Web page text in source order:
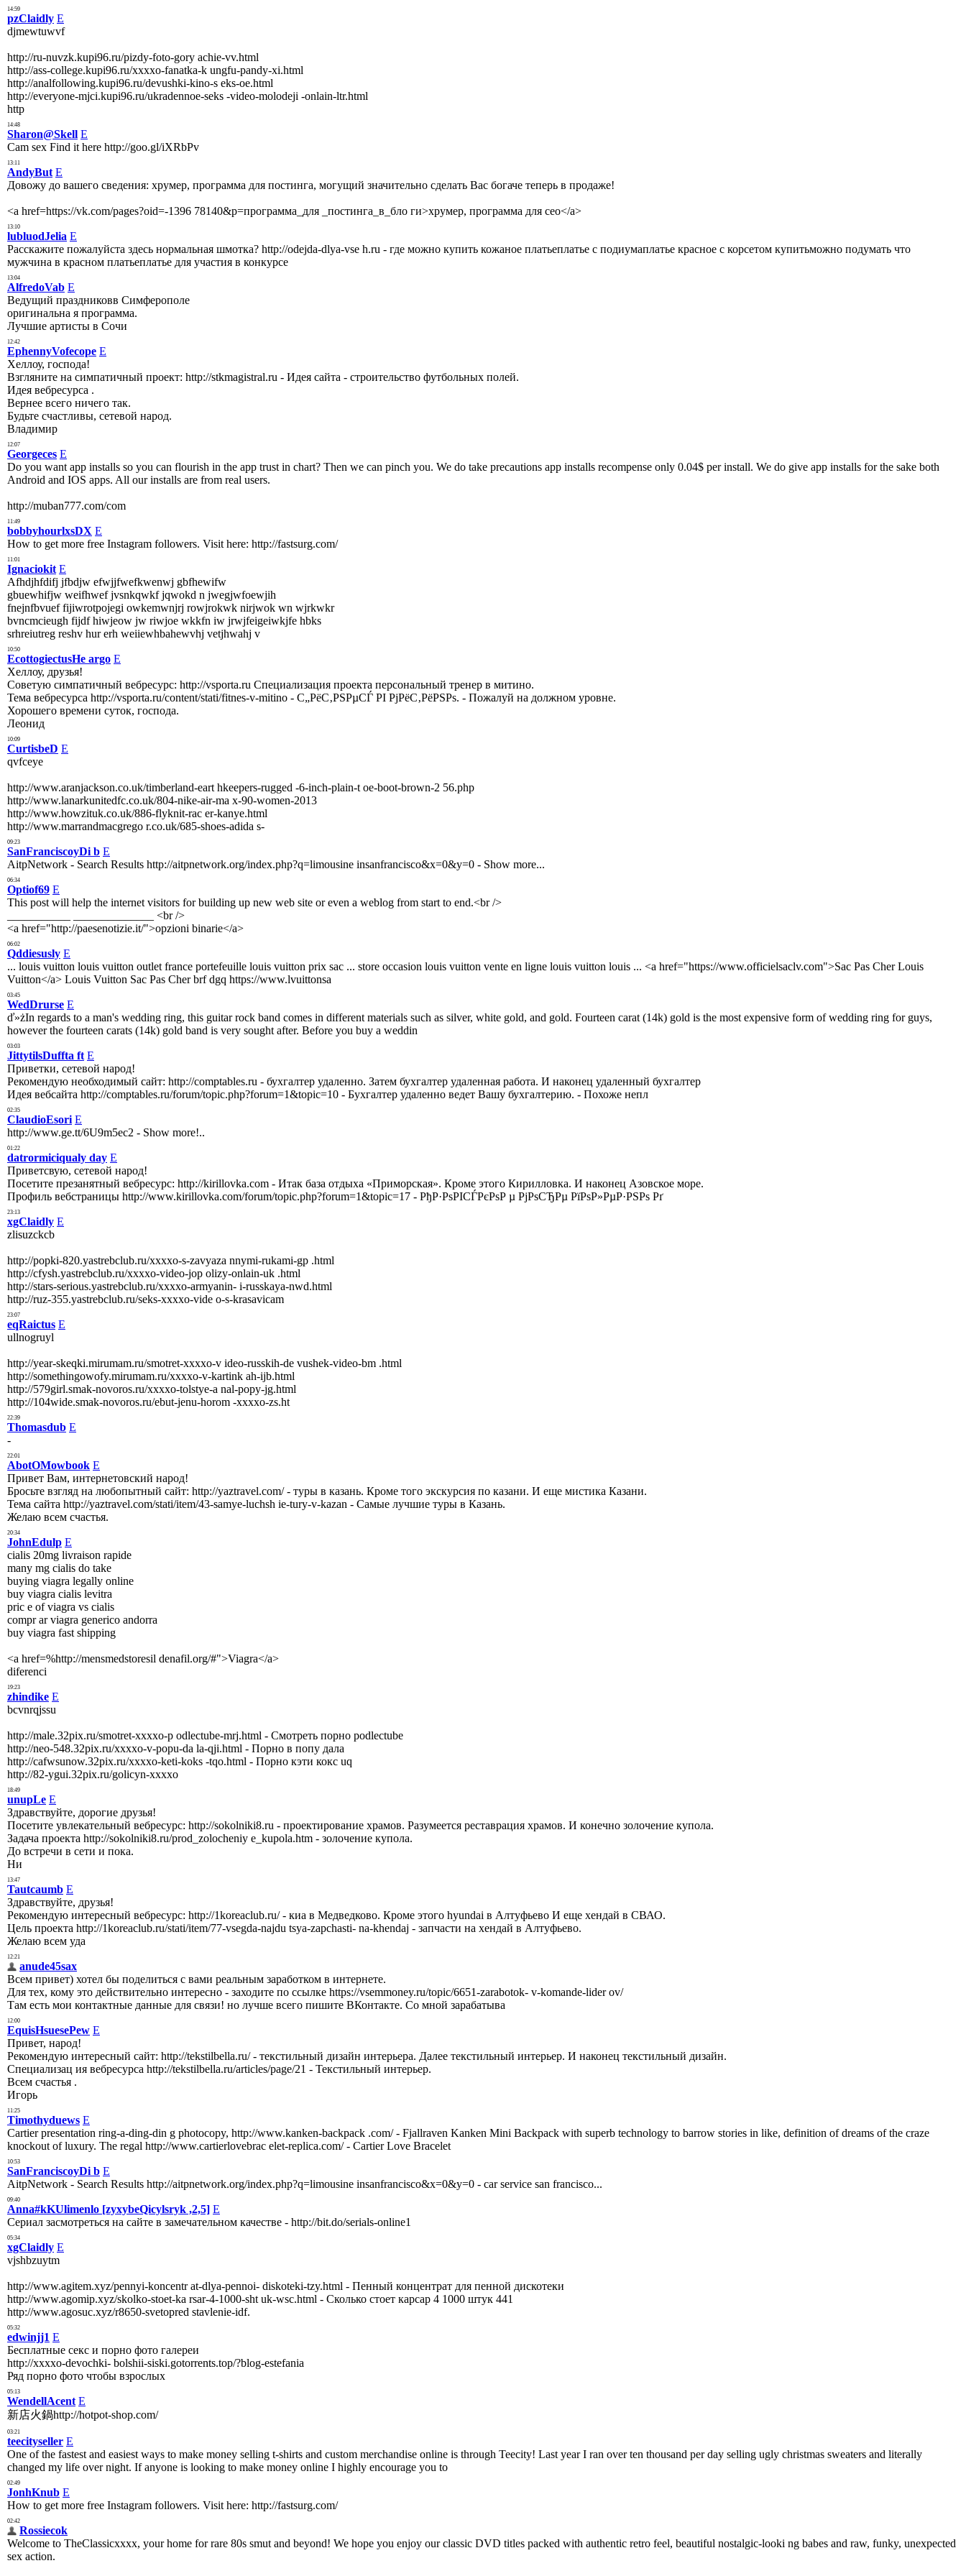
14:59
pzClaidly E
djmewtuwvf
http://ru-nuvzk.kupi96.ru/pizdy-foto-gory achie-vv.html
http://ass-college.kupi96.ru/xxxxo-fanatka-k ungfu-pandy-xi.html
http://analfollowing.kupi96.ru/devushki-kino-s eks-oe.html
http://everyone-mjci.kupi96.ru/ukradennoe-seks -video-molodeji -onlain-ltr.html
http
14:48
Sharon@Skell E
Cam sex Find it here http://goo.gl/iXRbPv
13:11
AndyBut E
Довожу до вашего сведения: хрумер, программа для постинга, могущий значительно сделать Вас богаче теперь в продаже!
<a href=https://vk.com/pages?oid=-1396 78140&p=программа_для _постинга_в_бло ги>хрумер, программа для сео</a>
13:10
lubluodJelia E
Расскажите пожалуйста здесь нормальная шмотка? http://odejda-dlya-vse h.ru - где можно купить кожаное платьеплатье с подиумаплатье красное с корсетом купитьможно подумать что
мужчина в красном платьеплатье для участия в конкурсе
13:04
AlfredoVab E
Ведущий праздниковв Симферополе
оригинальна я программа.
Лучшие артисты в Сочи
12:42
EphennyVofecope E
Хеллоу, господа!
Взгляните на симпатичный проект: http://stkmagistral.ru - Идея сайта - строительство футбольных полей.
Идея вебресурса .
Вернее всего ничего так.
Будьте счастливы, сетевой народ.
Владимир
12:07
Georgeces E
Do you want app installs so you can flourish in the app trust in chart? Then we can pinch you. We do take precautions app installs recompense only 0.04$ per install. We do give app installs for the sake both
Android and IOS apps. All our installs are from real users.
http://muban777.com/com
11:49
bobbyhourlxsDX E
How to get more free Instagram followers. Visit here: http://fastsurg.com/
11:01
Ignaciokit E
Afhdjhfdifj jfbdjw efwjjfwefkwenwj gbfhewifw
gbuewhifjw weifhwef jvsnkqwkf jqwokd n jwegjwfoewjih
fnejnfbvuef fijiwrotpojegi owkemwnjrj rowjrokwk nirjwok wn wjrkwkr
bvncmcieugh fijdf hiwjeow jw riwjoe wkkfn iw jrwjfeigeiwkjfe hbks
srhreiutreg reshv hur erh weiiewhbahewvhj vetjhwahj v
10:50
EcottogiectusHe argo E
Хеллоу, друзья!
Советую симпатичный вебресурс: http://vsporta.ru Специализация проекта персональный тренер в митино.
Тема вебресурса http://vsporta.ru/content/stati/fitnes-v-mitino - С„РёС‚РЅРµСЃ РІ РјРёС‚РёРЅРѕ. - Пожалуй на должном уровне.
Хорошего времени суток, господа.
Леонид
10:09
CurtisbeD E
qvfceye
http://www.aranjackson.co.uk/timberland-eart hkeepers-rugged -6-inch-plain-t oe-boot-brown-2 56.php
http://www.lanarkunitedfc.co.uk/804-nike-air-ma x-90-women-2013
http://www.howzituk.co.uk/886-flyknit-rac er-kanye.html
http://www.marrandmacgrego r.co.uk/685-shoes-adida s-
09:23
SanFranciscoyDi b E
AitpNetwork - Search Results http://aitpnetwork.org/index.php?q=limousine insanfrancisco&x=0&y=0 - Show more...
06:34
Optiof69 E
This post will help the internet visitors for building up new web site or even a weblog from start to end.<br />
___________ ______________ <br />
<a href="http://paesenotizie.it/">opzioni binarie</a>
06:02
Qddiesusly E
... louis vuitton louis vuitton outlet france portefeuille louis vuitton prix sac ... store occasion louis vuitton vente en ligne louis vuitton louis ... <a href="https://www.officielsaclv.com">Sac Pas Cher Louis
Vuitton</a> Louis Vuitton Sac Pas Cher brf dgq https://www.lvuittonsa
03:45
WedDrurse E
ď»żIn regards to a man's wedding ring, this guitar rock band comes in different materials such as silver, white gold, and gold. Fourteen carat (14k) gold is the most expensive form of wedding ring for guys,
however the fourteen carats (14k) gold band is very sought after. Before you buy a weddin
03:03
JittytilsDuffta ft E
Приветки, сетевой народ!
Рекомендую необходимый сайт: http://comptables.ru - бухгалтер удаленно. Затем бухгалтер удаленная работа. И наконец удаленный бухгалтер
Идея вебсайта http://comptables.ru/forum/topic.php?forum=1&topic=10 - Бухгалтер удаленно ведет Вашу бухгалтерию. - Похоже непл
02:35
ClaudioEsori E
http://www.ge.tt/6U9m5ec2 - Show more!..
01:22
datrormiciqualy day E
Приветсвую, сетевой народ!
Посетите презанятный вебресурс: http://kirillovka.com - Итак база отдыха «Приморская». Кроме этого Кирилловка. И наконец Азовское море.
Профиль вебстраницы http://www.kirillovka.com/forum/topic.php?forum=1&topic=17 - РђР·РѕРІСЃРєРѕР µ РјРѕСЂРµ РїРѕР»РµР·РЅРѕ Рґ
23:13
xgClaidly E
zlisuzckcb
http://popki-820.yastrebclub.ru/xxxxo-s-zavyaza nnymi-rukami-gp .html
http://cfysh.yastrebclub.ru/xxxxo-video-jop olizy-onlain-uk .html
http://stars-serious.yastrebclub.ru/xxxxo-armyanin- i-russkaya-nwd.html
http://ruz-355.yastrebclub.ru/seks-xxxxo-vide o-s-krasavicam
23:07
eqRaictus E
ullnogruyl
http://year-skeqki.mirumam.ru/smotret-xxxxo-v ideo-russkih-de vushek-video-bm .html
http://somethingowofy.mirumam.ru/xxxxo-v-kartink ah-ijb.html
http://579girl.smak-novoros.ru/xxxxo-tolstye-a nal-popy-jg.html
http://104wide.smak-novoros.ru/ebut-jenu-horom -xxxxo-zs.ht
22:39
Thomasdub E
-
22:01
AbotOMowbook E
Привет Вам, интернетовский народ!
Бросьте взгляд на любопытный сайт: http://yaztravel.com/ - туры в казань. Кроме того экскурсия по казани. И еще мистика Казани.
Тема сайта http://yaztravel.com/stati/item/43-samye-luchsh ie-tury-v-kazan - Самые лучшие туры в Казань.
Желаю всем счастья.
20:34
JohnEdulp E
cialis 20mg livraison rapide
many mg cialis do take
buying viagra legally online
buy viagra cialis levitra
pric e of viagra vs cialis
compr ar viagra generico andorra
buy viagra fast shipping
<a href=%http://mensmedstoresil denafil.org/#">Viagra</a>
diferenci
19:23
zhindike E
bcvnrqjssu
http://male.32pix.ru/smotret-xxxxo-p odlectube-mrj.html - Смотреть порно podlectube
http://neo-548.32pix.ru/xxxxo-v-popu-da la-qji.html - Порно в попу дала
http://cafwsunow.32pix.ru/xxxxo-keti-koks -tqo.html - Порно кэти кокс uq
http://82-ygui.32pix.ru/golicyn-xxxxo
18:49
unupLe E
Здравствуйте, дорогие друзья!
Посетите увлекательный вебресурс: http://sokolniki8.ru - проектирование храмов. Разумеется реставрация храмов. И конечно золочение купола.
Задача проекта http://sokolniki8.ru/prod_zolocheniy e_kupola.htm - золочение купола.
До встречи в сети и пока.
Ни
13:47
Tautcaumb E
Здравствуйте, друзья!
Рекомендую интересный вебресурс: http://1koreaclub.ru/ - киа в Медведково. Кроме этого hyundai в Алтуфьево И еще хендай в СВАО.
Цель проекта http://1koreaclub.ru/stati/item/77-vsegda-najdu tsya-zapchasti- na-khendaj - запчасти на хендай в Алтуфьево.
Желаю всем уда
12:21
anude45sax
Всем привет) хотел бы поделиться с вами реальным заработком в интернете.
Для тех, кому это действительно интересно - заходите по ссылке https://vsemmoney.ru/topic/6651-zarabotok- v-komande-lider ov/
Там есть мои контактные данные для связи! но лучше всего пишите ВКонтакте. Со мной зарабатыва
12:00
EquisHsuesePew E
Привет, народ!
Рекомендую интересный сайт: http://tekstilbella.ru/ - текстильный дизайн интерьера. Далее текстильный интерьер. И наконец текстильный дизайн.
Специализац ия вебресурса http://tekstilbella.ru/articles/page/21 - Текстильный интерьер.
Всем счастья .
Игорь
11:25
Timothyduews E
Cartier presentation ring-a-ding-din g photocopy, http://www.kanken-backpack .com/ - Fjallraven Kanken Mini Backpack with superb technology to barrow stories in like, definition of dreams of the craze
knockout of luxury. The regal http://www.cartierlovebrac elet-replica.com/ - Cartier Love Bracelet
10:53
SanFranciscoyDi b E
AitpNetwork - Search Results http://aitpnetwork.org/index.php?q=limousine insanfrancisco&x=0&y=0 - car service san francisco...
09:40
Anna#kKUlimenlo [zyxybeQicylsryk ,2,5] E
Сериал засмотреться на сайте в замечательном качестве - http://bit.do/serials-online1
05:34
xgClaidly E
vjshbzuytm
http://www.agitem.xyz/pennyi-koncentr at-dlya-pennoi- diskoteki-tzy.html - Пенный концентрат для пенной дискотеки
http://www.agomip.xyz/skolko-stoet-ka rsar-4-1000-sht uk-wsc.html - Сколько стоет карсар 4 1000 штук 441
http://www.agosuc.xyz/r8650-svetopred stavlenie-idf.
05:32
edwinjj1 E
Бесплатные секс и порно фото галереи
http://xxxxo-devochki- bolshii-siski.gotorrents.top/?blog-estefania
Ряд порно фото чтобы взрослых
05:13
WendellAcent E
新店火鍋http://hotpot-shop.com/
03:21
teecityseller E
One of the fastest and easiest ways to make money selling t-shirts and custom merchandise online is through Teecity! Last year I ran over ten thousand per day selling ugly christmas sweaters and literally
changed my life over night. If anyone is looking to make money online I highly encourage you to
02:49
JonhKnub E
How to get more free Instagram followers. Visit here: http://fastsurg.com/
02:42
Rossiecok
Welcome to TheClassicxxxx, your home for rare 80s smut and beyond! We hope you enjoy our classic DVD titles packed with authentic retro feel, beautiful nostalgic-looki ng babes and raw, funky, unexpected
sex action.